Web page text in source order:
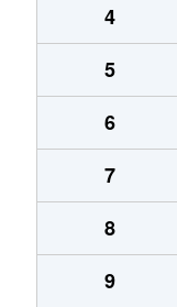
4
5
6
7
8
9